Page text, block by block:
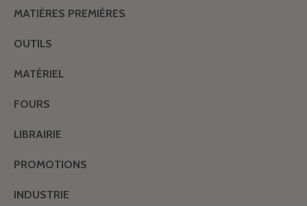
MATIÈRES PREMIÈRES
OUTILS
MATÉRIEL
FOURS
LIBRAIRIE
PROMOTIONS
INDUSTRIE